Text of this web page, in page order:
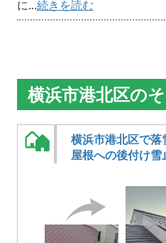
に...続きを読む
横浜市港北区の
横浜市港北区で落
屋根への後付け